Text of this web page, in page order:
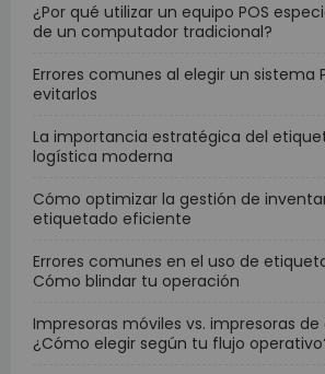
¿Por qué utilizar un equipo POS
de un computador tradicional?
Errores comunes al elegir un sistema
evitarlos
La importancia estratégica del
logística moderna
Cómo optimizar la gestión de
etiquetado eficiente
Errores comunes en el uso de
Cómo blindar tu operación
Impresoras móviles vs. impresoras de
¿Cómo elegir según tu flujo